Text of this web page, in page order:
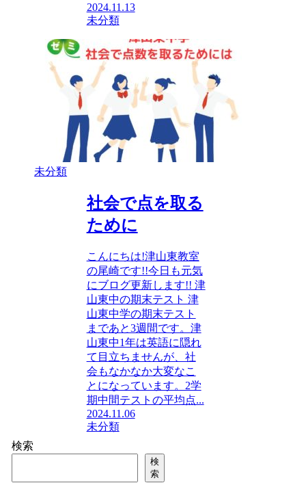
2024.11.13
未分類
未分類
社会で点を取る
ために
こんにちは!津山東教室
の尾崎です!!今日も元気
にブログ更新します!! 津
山東中の期末テスト 津
山東中学の期末テスト
まであと3週間です。津
山東中1年は英語に隠れ
て目立ちませんが、社
会もなかなか大変なこ
とになっています。2学
期中間テストの平均点...
2024.11.06
未分類
検索
検
索